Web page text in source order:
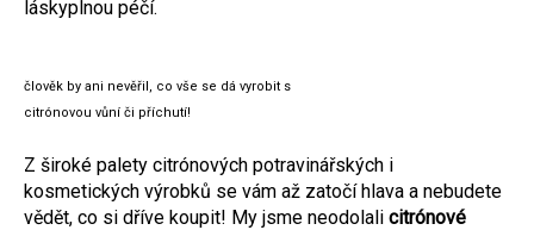
láskyplnou péčí.
člověk by ani nevěřil, co vše se dá vyrobit s
citrónovou vůní či příchutí!
Z široké palety citrónových potravinářských i
kosmetických výrobků se vám až zatočí hlava a nebudete
vědět, co si dříve koupit! My jsme neodolali citrónové